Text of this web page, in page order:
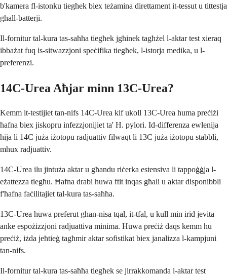
b'kamera fl-istonku tiegħek biex teżamina direttament it-tessut u tittestja
għall-batterji.
Il-fornitur tal-kura tas-saħħa tiegħek jgħinek tagħżel l-aktar test xieraq
ibbażat fuq is-sitwazzjoni speċifika tiegħek, l-istorja medika, u l-
preferenzi.
14C-Urea Aħjar minn 13C-Urea?
Kemm it-testijiet tan-nifs 14C-Urea kif ukoll 13C-Urea huma preċiżi
ħafna biex jiskopru infezzjonijiet ta' H. pylori. Id-differenza ewlenija
hija li 14C juża iżotopu radjuattiv filwaqt li 13C juża iżotopu stabbli,
mhux radjuattiv.
14C-Urea ilu jintuża aktar u għandu riċerka estensiva li tappoġġja l-
eżattezza tiegħu. Ħafna drabi huwa ftit inqas għali u aktar disponibbli
f'ħafna faċilitajiet tal-kura tas-saħħa.
13C-Urea huwa preferut għan-nisa tqal, it-tfal, u kull min irid jevita
anke espożizzjoni radjuattiva minima. Huwa preċiż daqs kemm hu
preċiż, iżda jeħtieġ tagħmir aktar sofistikat biex janalizza l-kampjuni
tan-nifs.
Il-fornitur tal-kura tas-saħħa tiegħek se jirrakkomanda l-aktar test